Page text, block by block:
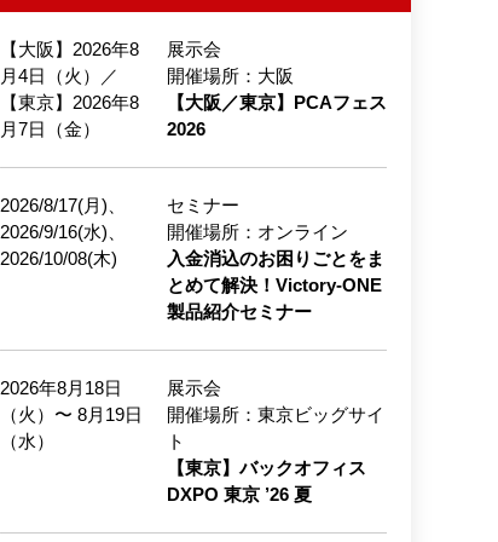
【大阪】2026年8
月4日（火）／
【東京】2026年8
月7日（金）
展示会
開催場所：大阪
【大阪／東京】PCAフェス
2026
2026/8/17(月)、
2026/9/16(水)、
2026/10/08(木)
セミナー
開催場所：オンライン
入金消込のお困りごとをま
とめて解決！Victory-ONE
製品紹介セミナー
2026年8月18日
（火）〜 8月19日
（水）
展示会
開催場所：東京ビッグサイ
ト
【東京】バックオフィス
DXPO 東京 ’26 夏